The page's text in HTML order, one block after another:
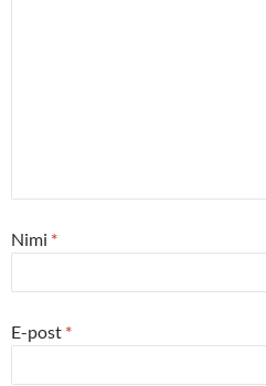
Nimi *
E-post *